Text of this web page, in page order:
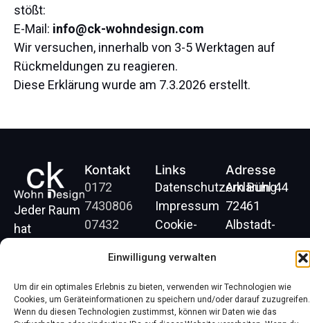
Einwilligung verwalten
Um dir ein optimales Erlebnis zu bieten, verwenden wir Technologien wie
Cookies, um Geräteinformationen zu speichern und/oder darauf zuzugreifen.
Wenn du diesen Technologien zustimmst, können wir Daten wie das
stößt:
E-Mail: info@ck-wohndesign.com
Wir versuchen, innerhalb von 3-5 Werktagen auf
Rückmeldungen zu reagieren.
Diese Erklärung wurde am 7.3.2026 erstellt.
Jeder Raum
hat
durchdachter
Planung und
Kontakt
0172
7430806
07432
info@ck-
wohndesign.com
Links
Datenschutzerklärung
Impressum
Cookie-
(EU)
Barrierefreiheitserklärung
Adresse
Am Bühl 44
72461
Albstadt-